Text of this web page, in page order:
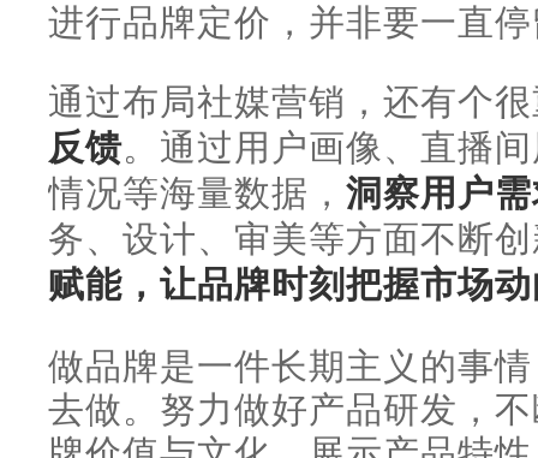
进行品牌定价，并非要一直
通过布局社媒营销，还有个
反馈。通过用户画像、直播
情况等海量数据， 洞察用户
务、设计、审美等方面不断
赋能，让品牌时刻把握市场
做品牌是一件长期主义的事
去做。努力做好产品研发，